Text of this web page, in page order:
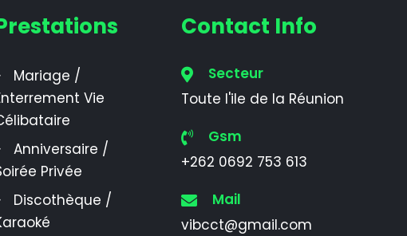
Mariage /
Vie
Anniversaire /
Privée
Discothèque /
Contact Info
Secteur
Toute l'ile de la Réunion
Gsm
+262 0692 753 613
Mail
vibcct@gmail.com